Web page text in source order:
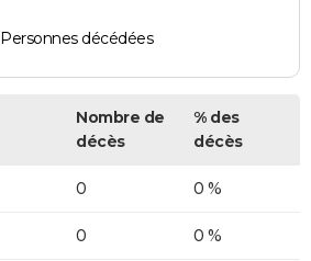
Personnes décédées
Nombre de
décès
% des
décès
0 0 %
0 0 %